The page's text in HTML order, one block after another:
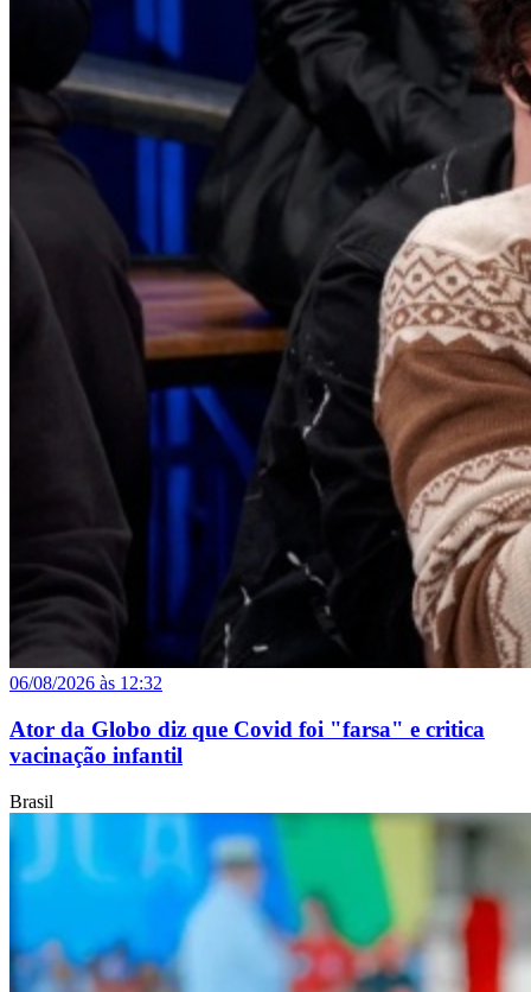
06/08/2026 às 12:32
Ator da Globo diz que Covid foi "farsa" e critica
vacinação infantil
Brasil